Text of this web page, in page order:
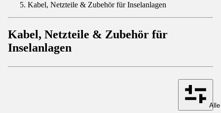
Kabel, Netzteile & Zubehör für Inselanlagen
Kabel, Netzteile & Zubehör für
Inselanlagen